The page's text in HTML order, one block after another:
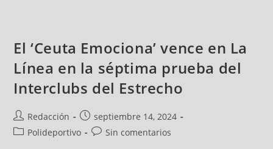
El ‘Ceuta Emociona’ vence en La
Línea en la séptima prueba del
Interclubs del Estrecho
Redacción
septiembre 14, 2024
Polideportivo
Sin comentarios